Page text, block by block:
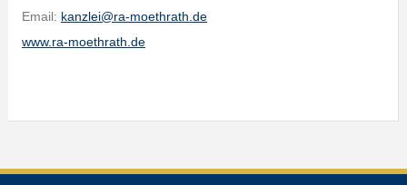
Email: kanzlei@ra-moethrath.de
www.ra-moethrath.de